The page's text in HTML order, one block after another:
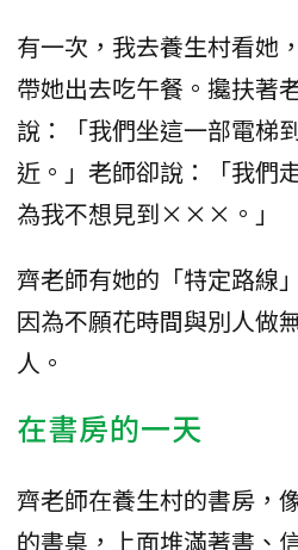
有一次，我去養生村看她
帶她出去吃午餐。攙扶著
說：「我們坐這一部電梯
近。」老師卻說：「我們
為我不想見到×××。」
齊老師有她的「特定路線
因為不願花時間與別人做
人。
在書房的一天
齊老師在養生村的書房，
的書桌，上面堆滿著書、